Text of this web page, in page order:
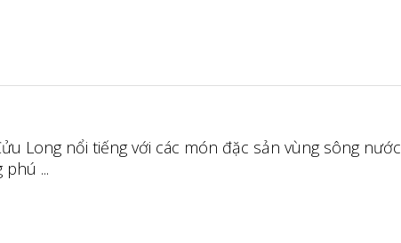
Long nổi tiếng với các món đặc sản vùng sông nước
...